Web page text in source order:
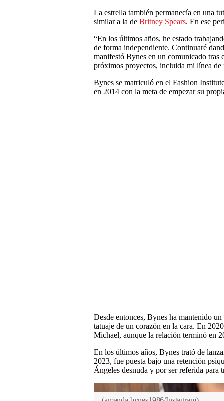
La estrella también permanecía en una
similar a la de Britney Spears. En ese
“En los últimos años, he estado
de forma independiente. Continuaré
manifestó Bynes en un comunicado tras
próximos proyectos, incluida mi línea de
Bynes se matriculó en el Fashion
en 2014 con la meta de empezar su
Desde entonces, Bynes ha mantenido
tatuaje de un corazón en la cara. En
Michael, aunque la relación terminó en
En los últimos años, Bynes trató de
2023, fue puesta bajo una retención
Ángeles desnuda y por ser referida para